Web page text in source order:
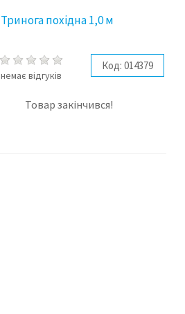
Тринога похідна 1,0 м
немає відгуків
Код: 014379
Товар закінчився!